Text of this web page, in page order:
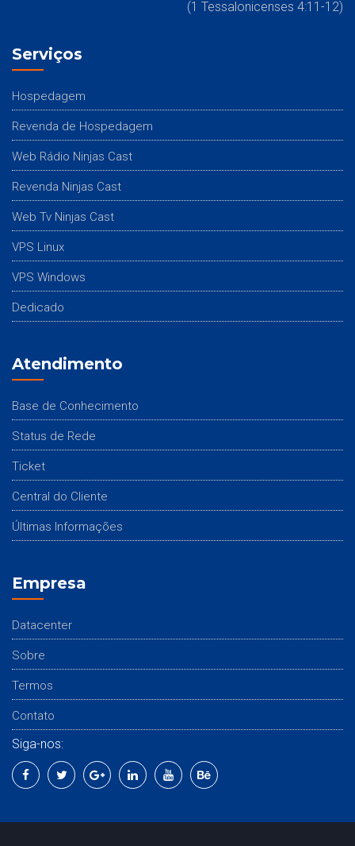
(1 Tessalonicenses 4:11-12)
Serviços
Hospedagem
Revenda de Hospedagem
Web Rádio Ninjas Cast
Revenda Ninjas Cast
Web Tv Ninjas Cast
VPS Linux
VPS Windows
Dedicado
Atendimento
Base de Conhecimento
Status de Rede
Ticket
Central do Cliente
Últimas Informações
Empresa
Datacenter
Sobre
Termos
Contato
Siga-nos: